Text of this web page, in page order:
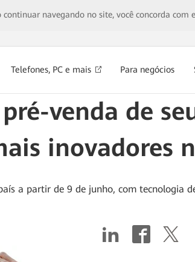
navegando no site, você concorda com
Telefones, PC e mais Para negócios
venda de
inovadores
a partir de 9 de junho, com tecnologia